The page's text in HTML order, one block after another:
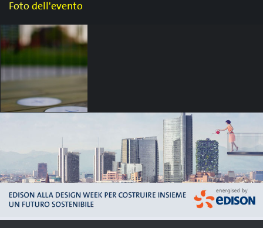
Foto dell'evento
Icon Talks - Per costruire
insieme un futuro
sostenibile